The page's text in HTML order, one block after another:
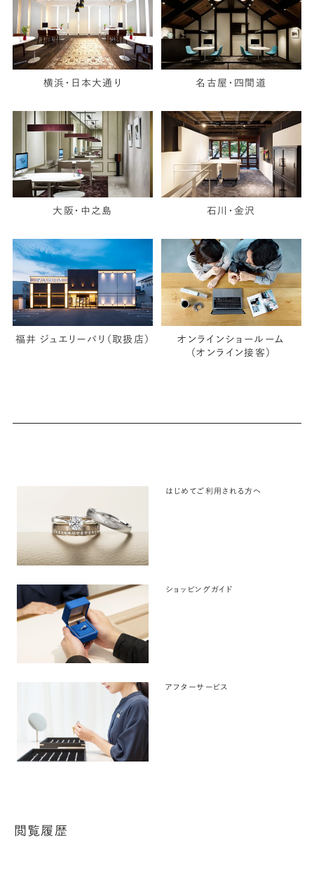
横浜・日本大通り 名古屋・四間道
大阪・中之島 石川・金沢
福井 ジュエリーパリ（取扱店）
オンラインショールーム
（オンライン接客）
はじめてご利用される方へ
ショッピングガイド
アフターサービス
閲覧履歴